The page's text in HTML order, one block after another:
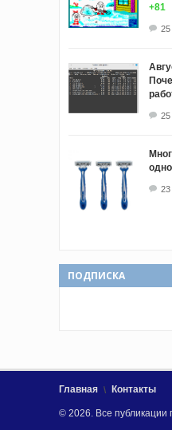
+81
25
25
23
ПОДПИСКА
Главная Контакты
© 2026. Все публикации